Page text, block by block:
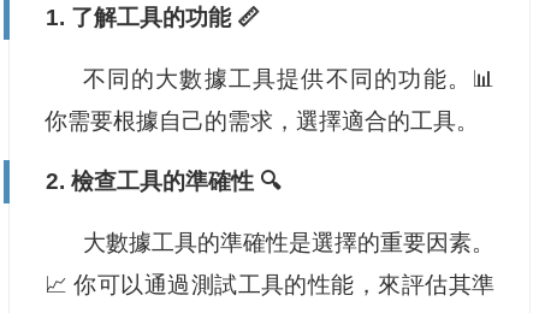
1. 了解工具的功能 📏
不同的大數據工具提供不同的功能。📊
你需要根據自己的需求，選擇適合的工具。
2. 檢查工具的準確性 🔍
大數據工具的準確性是選擇的重要因素。
📈 你可以通過測試工具的性能，來評估其準